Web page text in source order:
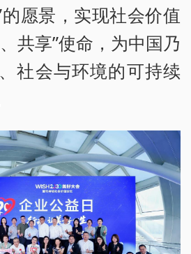
愿景，实现社会价值
共享”使命，为中国乃
社会与环境的可持续